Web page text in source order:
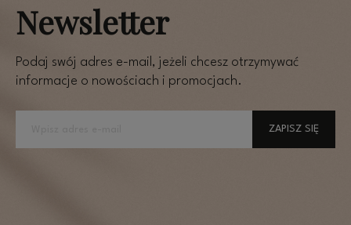
Newsletter
Podaj swój adres e-mail, jeżeli chcesz otrzymywać
informacje o nowościach i promocjach.
ZAPISZ SIĘ